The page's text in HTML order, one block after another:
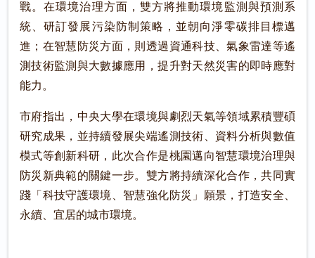
戰。在環境治理方面，雙方將推動環境監測與預測系
統、研訂發展污染防制策略，並朝向淨零碳排目標邁
進；在智慧防災方面，則透過資通科技、氣象雷達等遙
測技術監測與大數據應用，提升對天然災害的即時應對
能力。
市府指出，中央大學在環境與劇烈天氣等領域累積豐碩
研究成果，並持續發展尖端遙測技術、資料分析與數值
模式等創新科研，此次合作是桃園邁向智慧環境治理與
防災新典範的關鍵一步。雙方將持續深化合作，共同實
踐「科技守護環境、智慧強化防災」願景，打造安全、
永續、宜居的城市環境。